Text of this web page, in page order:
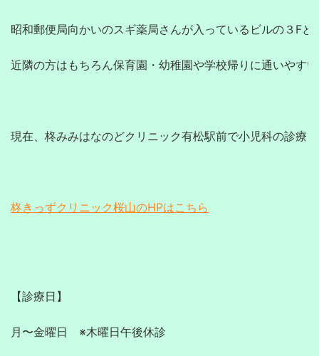
昭和郵便局向かいのスギ薬局さんが入っているビルの３Fと
近隣の方はもちろん保育園・幼稚園や学校帰りに通いやす
現在、柊みみはなのどクリニック有松駅前で小児科の診療
柊きっずクリニック桜山のHPはこちら
【診療日】
月〜金曜日　※木曜日午後休診